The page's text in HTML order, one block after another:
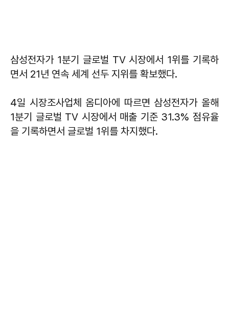
삼성전자가 1분기 글로벌 TV 시장에서 1위를 기록하
면서 21년 연속 세계 선두 지위를 확보했다.
4일 시장조사업체 옴디아에 따르면 삼성전자가 올해
1분기 글로벌 TV 시장에서 매출 기준 31.3% 점유율
을 기록하면서 글로벌 1위를 차지했다.